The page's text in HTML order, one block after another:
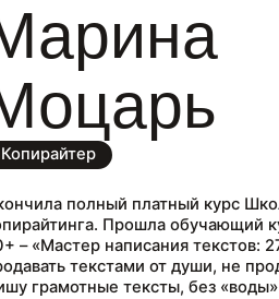
Копирайтер
полный платный курс
Прошла обучающий
– «Мастер написания текстов:
текстами от души, не
грамотные тексты, без